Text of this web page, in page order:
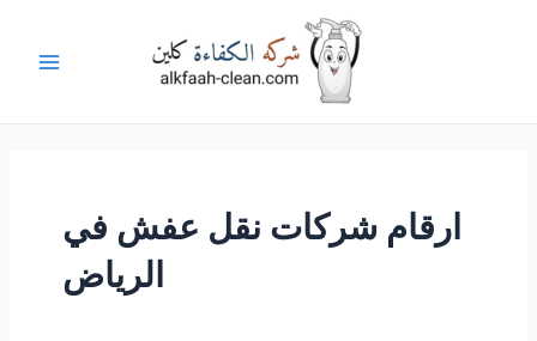
ارقام شركات نقل عفش في
الرياض